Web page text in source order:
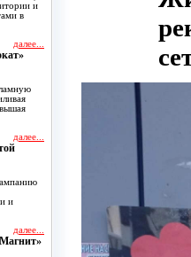
и
в
далее...
далее...
и
далее...